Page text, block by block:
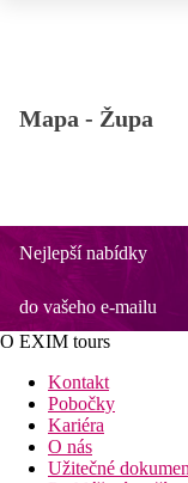
Mapa - Župa
Nejlepší nabídky
do vašeho e-mailu
O EXIM tours
Kontakt
Pobočky
Kariéra
O nás
Užitečné